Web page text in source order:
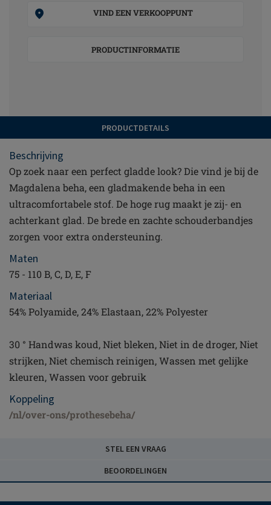
VIND EEN VERKOOPPUNT
PRODUCTINFORMATIE
PRODUCTDETAILS
Beschrijving
Op zoek naar een perfect gladde look? Die vind je bij de
Magdalena beha, een gladmakende beha in een
ultracomfortabele stof. De hoge rug maakt je zij- en
achterkant glad. De brede en zachte schouderbandjes
zorgen voor extra ondersteuning.
Maten
75 - 110 B, C, D, E, F
Materiaal
54% Polyamide, 24% Elastaan, 22% Polyester
30 ° Handwas koud, Niet bleken, Niet in de droger, Niet
strijken, Niet chemisch reinigen, Wassen met gelijke
kleuren, Wassen voor gebruik
Koppeling
/nl/over-ons/prothesebeha/
STEL EEN VRAAG
BEOORDELINGEN